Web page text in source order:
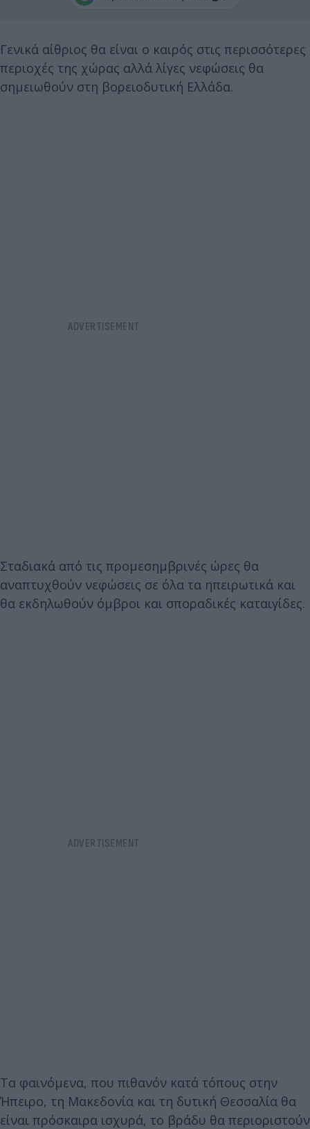
Γενικά αίθριος θα είναι ο καιρός στις περισσότερες
περιοχές της χώρας αλλά λίγες νεφώσεις θα
σημειωθούν στη βορειοδυτική Ελλάδα.
Σταδιακά από τις προμεσημβρινές ώρες θα
αναπτυχθούν νεφώσεις σε όλα τα ηπειρωτικά και
θα εκδηλωθούν όμβροι και σποραδικές καταιγίδες.
Τα φαινόμενα, που πιθανόν κατά τόπους στην
Ήπειρο, τη Μακεδονία και τη δυτική Θεσσαλία θα
είναι πρόσκαιρα ισχυρά, το βράδυ θα περιοριστούν